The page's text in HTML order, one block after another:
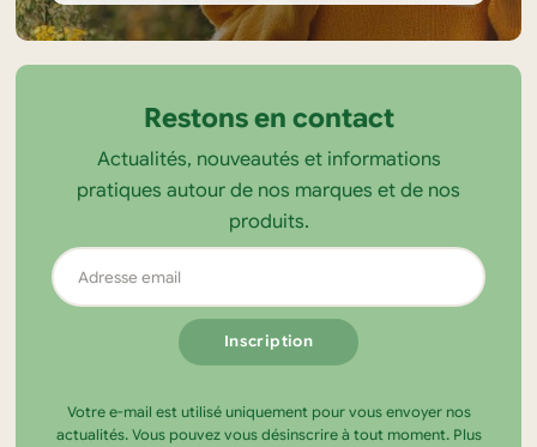
Informations
sur
boutique
Tendance
Restons en contact
Actualités, nouveautés et informations
pratiques autour de nos marques et de nos
produits.
Adresse
email
Votre e-mail est utilisé uniquement pour vous envoyer nos
actualités. Vous pouvez vous désinscrire à tout moment. Plus